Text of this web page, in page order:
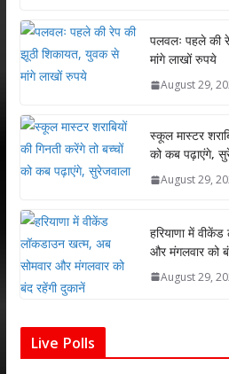
at
s
A
p
e
b
k
er e
dI
n
l
पलवलः पहले की
मांगे लाखों रुपये
August 29,
स्कूल मास्टर
को कब पढ़ाएंगे,
August 29,
हरियाणा में
और मंगलवार को
August 29,
Live Polls